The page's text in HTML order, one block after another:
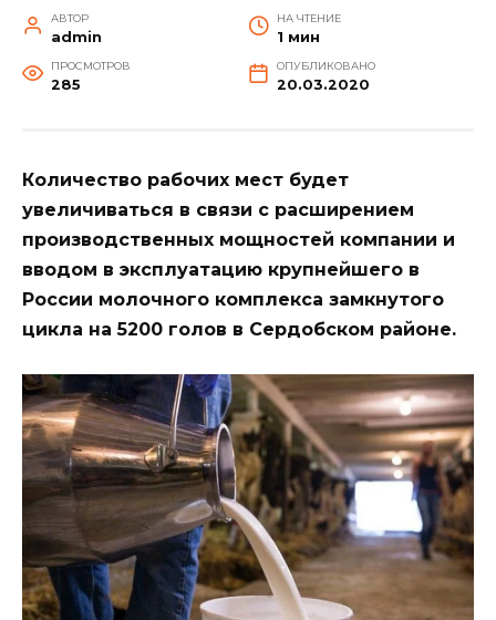
АВТОР
admin
НА ЧТЕНИЕ
1 мин
ПРОСМОТРОВ
285
ОПУБЛИКОВАНО
20.03.2020
Количество рабочих мест будет
увеличиваться в связи с расширением
производственных мощностей компании и
вводом в эксплуатацию крупнейшего в
России молочного комплекса замкнутого
цикла на 5200 голов в Сердобском районе.